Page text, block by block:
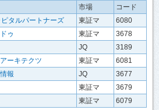
市場
コード
ピタルパートナーズ 東証マ
6080
ゥ 東証マ
3678
JQ
3189
ーキテクツ 東証マ
6081
報 JQ
3677
東証マ
3679
東証マ 6079